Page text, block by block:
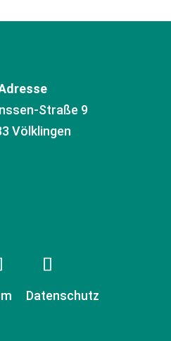
Straße 9
Völklingen
Datenschutz